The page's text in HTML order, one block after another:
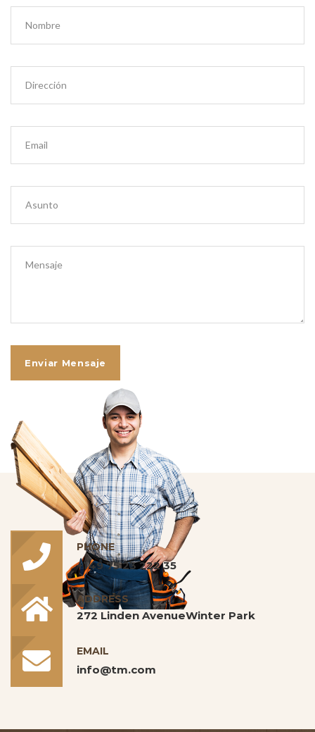
PHONE
+149 75 23 222 35
ADDRESS
272 Linden AvenueWinter Park
EMAIL
info@tm.com